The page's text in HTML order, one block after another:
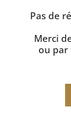
Pas de
Merci
ou par